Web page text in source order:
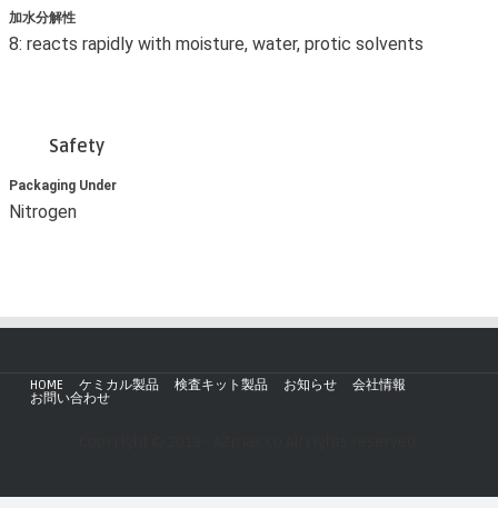
加水分解性
8: reacts rapidly with moisture, water, protic solvents
Safety
Packaging Under
Nitrogen
HOME ケミカル製品 検査キット製品 お知らせ
会社情報
お問い合わせ